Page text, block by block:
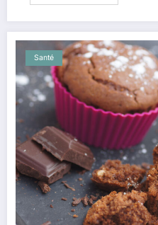
Santé